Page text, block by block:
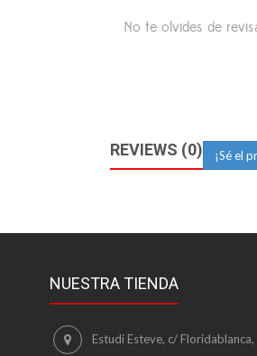
No te olvides de
REVIEWS (0) ¡Sé el
NUESTRA TIENDA
Estudi Esteve, c/